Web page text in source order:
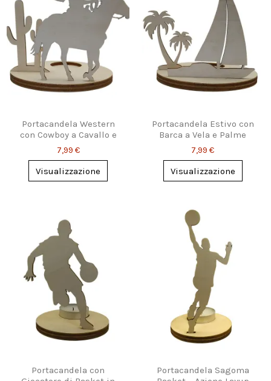
Portacandela Western
con Cowboy a Cavallo e
Cactus
7,99 €
Visualizzazione
Portacandela Estivo con
Barca a Vela e Palme
7,99 €
Visualizzazione
Portacandela con
Portacandela Sagoma